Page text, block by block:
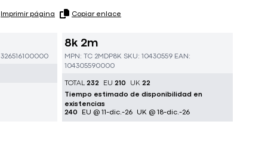
Imprimir página Copiar enlace
326516100000
8k 2m
MPN: TC 2MDP8K SKU: 10430559 EAN:
104305590000
TOTAL 232 EU 210 UK 22
Tiempo estimado de disponibilidad en
existencias
240
EU @ 11-dic.-26 UK @ 18-dic.-26